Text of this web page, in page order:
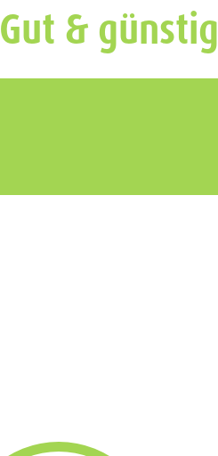
Gut & günstig